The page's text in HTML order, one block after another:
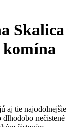
Skalica
komína
aj tie najodolnejšie
dlhodobo nečistené